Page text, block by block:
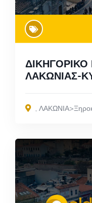
ΛΑΚΩΝΙΑΣ-
,